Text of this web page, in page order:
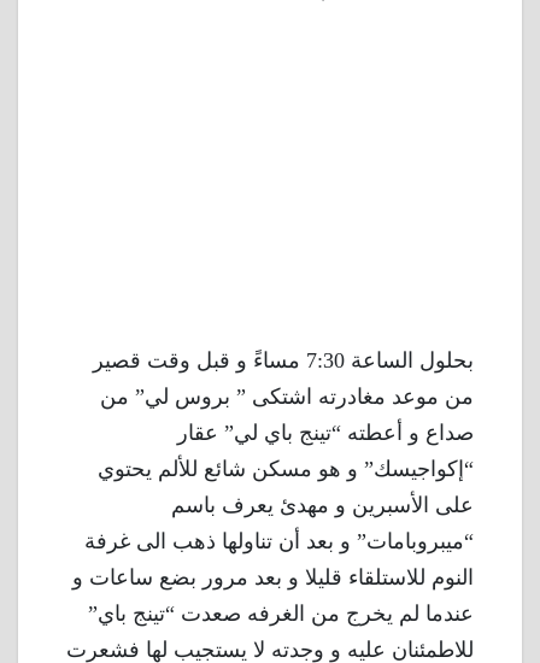
بحلول الساعة 7:30 مساءً و قبل وقت قصير
من موعد مغادرته اشتكى ” بروس لي” من
صداع و أعطته “تينج باي لي” عقار
“إكواجيسك” و هو مسكن شائع للألم يحتوي
على الأسبرين و مهدئ يعرف باسم
“ميبروبامات” و بعد أن تناولها ذهب الى غرفة
النوم للاستلقاء قليلا و بعد مرور بضع ساعات و
عندما لم يخرج من الغرفه صعدت “تينج باي”
للاطمئنان عليه و وجدته لا يستجيب لها فشعرت